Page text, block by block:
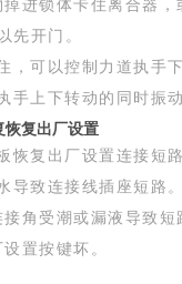
进锁体卡住离合器
先开门。
可以控制力道执手
上下转动的同时振
恢复出厂设置
恢复出厂设置连接短路
导致连接线插座短路。
角受潮或漏液导致短
置按键坏。